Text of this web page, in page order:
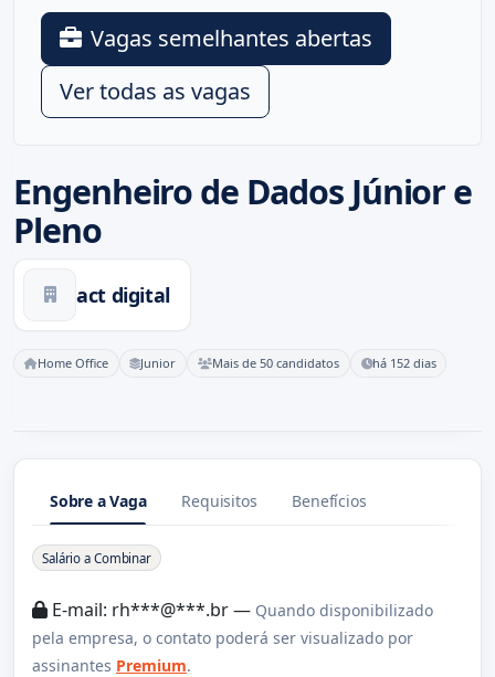
Engenheiro de Dados Júnior e
Pleno
act digital
Home Office Junior Mais de 50 candidatos há 152 dias
Vagas semelhantes abertas
Ver todas as vagas
Sobre a Vaga Requisitos Benefícios
Sobre a Vaga
Salário a Combinar
E-mail: rh***@***.br — Quando disponibilizado
pela empresa, o contato poderá ser visualizado por
assinantes Premium.